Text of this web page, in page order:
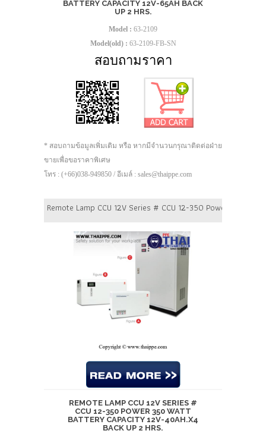
BATTERY CAPACITY 12V-65AH BACK
UP 2 HRS.
Model : 63-2109
Model(old) : 63-2109-FB-SN
สอบถามราคา
* สอบถามข้อมูลเพิ่มเติม หรือ หากมีจำนวนกรุณาติดต่อฝ่าย
ขายเพื่อขอราคาพิเศษ
โทร : (+66)038-949850 / อีเมล์ : sales@thaippe.com
Remote Lamp CCU 12V Series # CCU 12-350 Power 350
REMOTE LAMP CCU 12V SERIES #
CCU 12-350 POWER 350 WATT
BATTERY CAPACITY 12V-40AH.X4
BACK UP 2 HRS.